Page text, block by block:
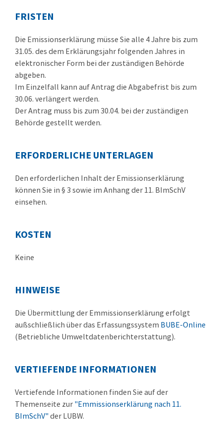
FRISTEN
Die Emissionserklärung müsse Sie alle 4 Jahre bis zum
31.05. des dem Erklärungsjahr folgenden Jahres in
elektronischer Form bei der zuständigen Behörde
abgeben.
Im Einzelfall kann auf Antrag die Abgabefrist bis zum
30.06. verlängert werden.
Der Antrag muss bis zum 30.04. bei der zuständigen
Behörde gestellt werden.
ERFORDERLICHE UNTERLAGEN
Den erforderlichen Inhalt der Emissionserklärung
können Sie in § 3 sowie im Anhang der 11. BImSchV
einsehen.
KOSTEN
Keine
HINWEISE
Die Übermittlung der Emmissionserklärung erfolgt
außschließlich über das Erfassungssystem BUBE-Online
(Betriebliche Umweltdatenberichterstattung).
VERTIEFENDE INFORMATIONEN
Vertiefende Informationen finden Sie auf der
Themenseite zur "Emmissionserklärung nach 11.
BImSchV" der LUBW.